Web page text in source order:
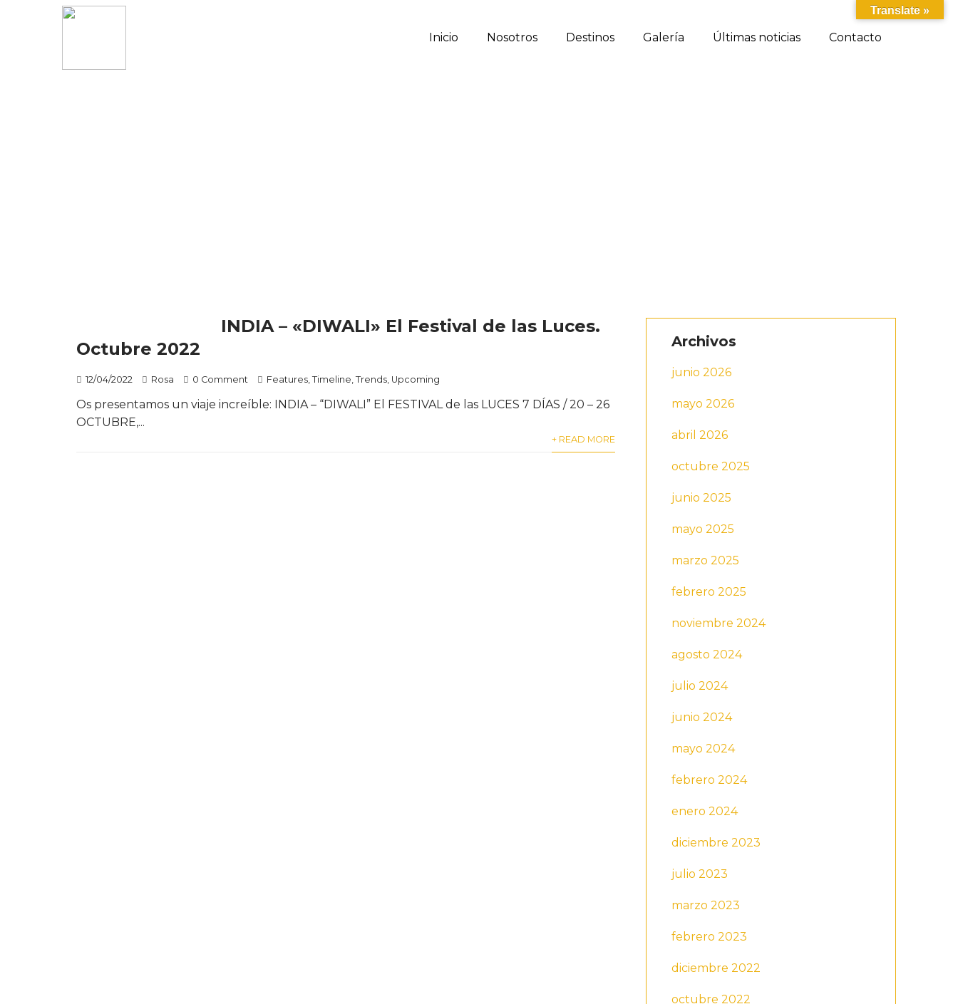
Inicio Nosotros Destinos Galería Últimas noticias Contacto
INDIA – «DIWALI» El Festival de las Luces.
Octubre 2022
12/04/2022 Rosa 0 Comment Features Timeline Trends Upcoming
Os presentamos un viaje increíble: INDIA – “DIWALI” El FESTIVAL de las LUCES 7 DÍAS / 20 – 26
OCTUBRE,...
+ READ MORE
Archivos
junio 2026
mayo 2026
abril 2026
octubre 2025
junio 2025
mayo 2025
marzo 2025
febrero 2025
noviembre 2024
agosto 2024
julio 2024
junio 2024
mayo 2024
febrero 2024
enero 2024
diciembre 2023
julio 2023
marzo 2023
febrero 2023
diciembre 2022
octubre 2022
Translate »